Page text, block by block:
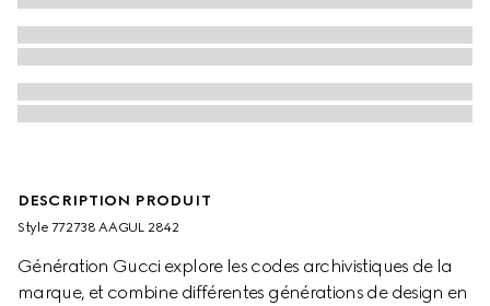
DESCRIPTION PRODUIT
Style ‎772738 AAGUL 2842
Génération Gucci explore les codes archivistiques de la
marque, et combine différentes générations de design en